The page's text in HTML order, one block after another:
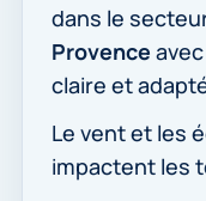
dans le
Provence
claire et
Le vent et les
impactent les